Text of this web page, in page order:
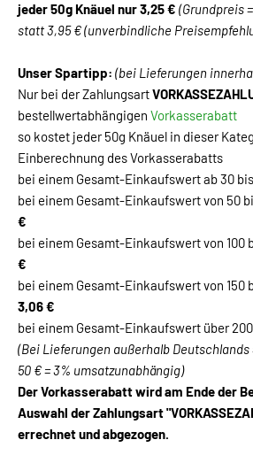
jeder 50g Knäuel nur 3,25 € (Grundpreis
statt 3,95 € (unverbindliche
Unser Spartipp: (bei Lieferungen
Nur bei der Zahlungsart
bestellwertabhängigen Vorkasserabatt
so kostet jeder 50g Knäuel in dieser
Einberechnung des Vorkasserabatts
bei einem Gesamt-Einkaufswert ab 30
bei einem Gesamt-Einkaufswert von 50
€
bei einem Gesamt-Einkaufswert von 100
€
bei einem Gesamt-Einkaufswert von 150
3,06 €
bei einem Gesamt-Einkaufswert über
(Bei Lieferungen außerhalb
50 € = 3% umsatzunabhängig)
Der Vorkasserabatt wird am Ende der
Auswahl der Zahlungsart
errechnet und abgezogen.